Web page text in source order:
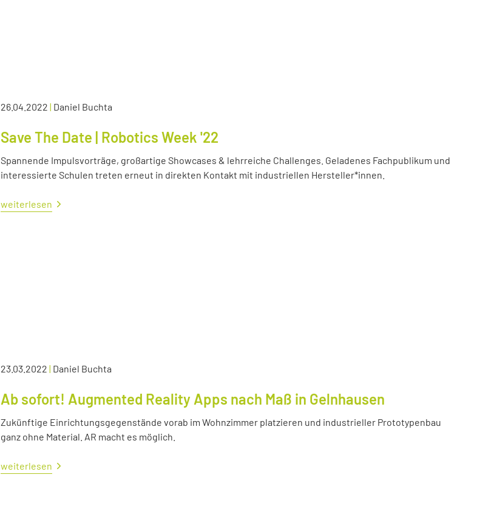
26.04.2022 | Daniel Buchta
Save The Date | Robotics Week '22
Spannende Impulsvorträge, großartige Showcases & lehrreiche Challenges. Geladenes Fachpublikum und
interessierte Schulen treten erneut in direkten Kontakt mit industriellen Hersteller*innen.
weiterlesen
23.03.2022 | Daniel Buchta
Ab sofort! Augmented Reality Apps nach Maß in Gelnhausen
Zukünftige Einrichtungsgegenstände vorab im Wohnzimmer platzieren und industrieller Prototypenbau
ganz ohne Material. AR macht es möglich.
weiterlesen